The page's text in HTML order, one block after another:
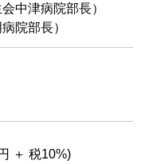
中津病院部長）
院部長）
＋ 税10%)